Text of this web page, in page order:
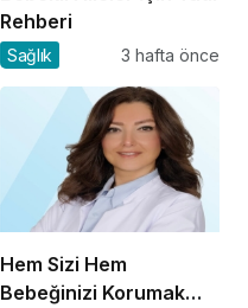
Rehberi
Sağlık 3 hafta önce
Hem Sizi Hem
Bebeğinizi Korumak